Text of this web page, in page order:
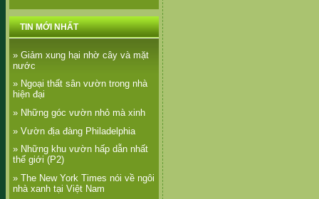
TIN MỚI NHẤT
» Giảm xung hại nhờ cây và mặt
nước
» Ngoại thất sân vườn trong nhà
hiện đại
» Những góc vườn nhỏ mà xinh
» Vườn địa đàng Philadelphia
» Những khu vườn hấp dẫn nhất
thế giới (P2)
» The New York Times nói về ngôi
nhà xanh tại Việt Nam